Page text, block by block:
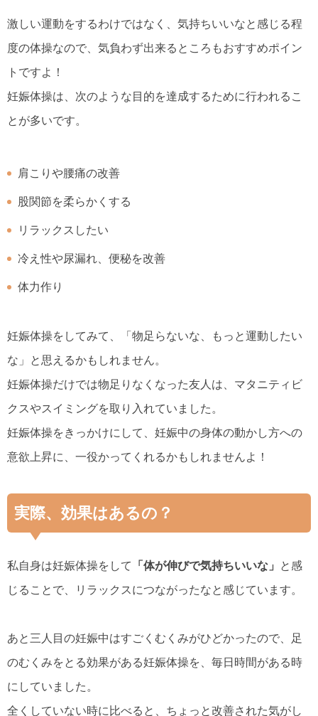
激しい運動をするわけではなく、気持ちいいなと感じる程
度の体操なので、気負わず出来るところもおすすめポイン
トですよ！
妊娠体操は、次のような目的を達成するために行われるこ
とが多いです。
肩こりや腰痛の改善
股関節を柔らかくする
リラックスしたい
冷え性や尿漏れ、便秘を改善
体力作り
妊娠体操をしてみて、「物足らないな、もっと運動したい
な」と思えるかもしれません。
妊娠体操だけでは物足りなくなった友人は、マタニティビ
クスやスイミングを取り入れていました。
妊娠体操をきっかけにして、妊娠中の身体の動かし方への
意欲上昇に、一役かってくれるかもしれませんよ！
実際、効果はあるの？
私自身は妊娠体操をして 「体が伸びで気持ちいいな」
と感
じることで、リラックスにつながったなと感じています。
あと三人目の妊娠中はすごくむくみがひどかったので、足
のむくみをとる効果がある妊娠体操を、毎日時間がある時
にしていました。
全くしていない時に比べると、ちょっと改善された気がし